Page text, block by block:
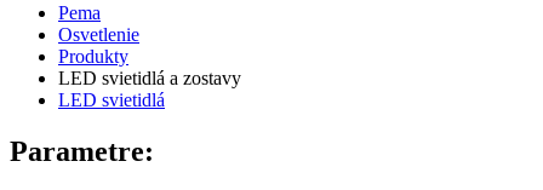
Pema
Osvetlenie
Produkty
LED svietidlá a zostavy
LED svietidlá
Parametre: